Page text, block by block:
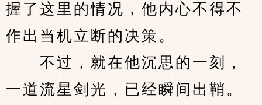
握了这里的情况，他内心不得不
作出当机立断的决策。
不过，就在他沉思的一刻，
一道流星剑光，已经瞬间出鞘。